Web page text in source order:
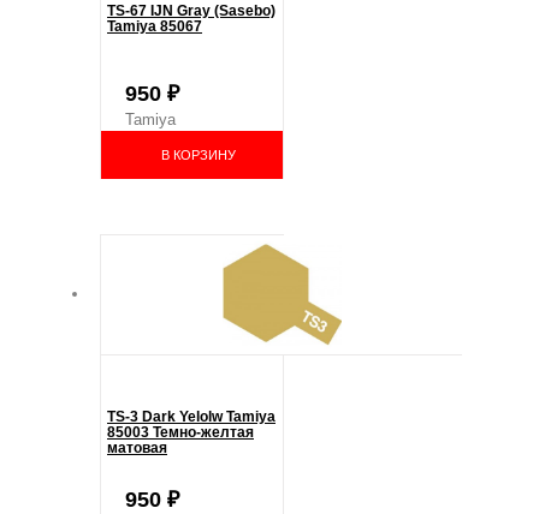
TS-67 IJN Gray (Sasebo)
Tamiya 85067
950 ₽
Tamiya
В КОРЗИНУ
TS-3 Dark Yelolw Tamiya
85003 Темно-желтая
матовая
950 ₽